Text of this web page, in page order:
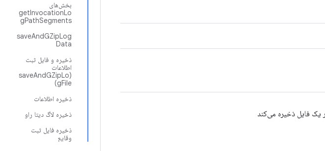
بخش‌های
getInvocationLo
gPathSegments
saveAndGZipLog
Data
ذخیره و فایل ثبت
اطلاعات
(saveAndGZipLo
gFile)
ذخیره اطلاعات
ذخیره لاگ دیتا راو
ذخیره فایل ثبت
وقایع
یک فایل ذخیره می‌کند